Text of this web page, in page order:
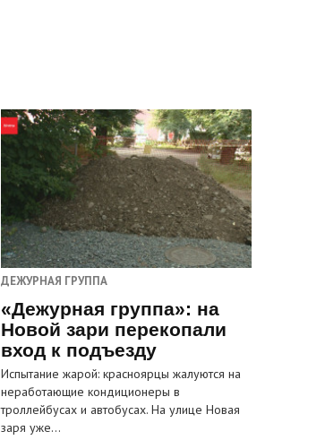
ДЕЖУРНАЯ ГРУППА
«Дежурная группа»: на
Новой зари перекопали
вход к подъезду
Испытание жарой: красноярцы жалуются на
неработающие кондиционеры в
троллейбусах и автобусах. На улице Новая
заря уже…